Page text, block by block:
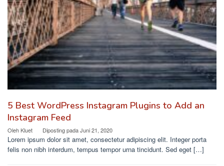
5 Best WordPress Instagram Plugins to Add an
Instagram Feed
Oleh Kluet Diposting padaJuni 21, 2020
Lorem ipsum dolor sit amet, consectetur adipiscing elit. Integer porta
felis non nibh interdum, tempus tempor urna tincidunt. Sed eget […]